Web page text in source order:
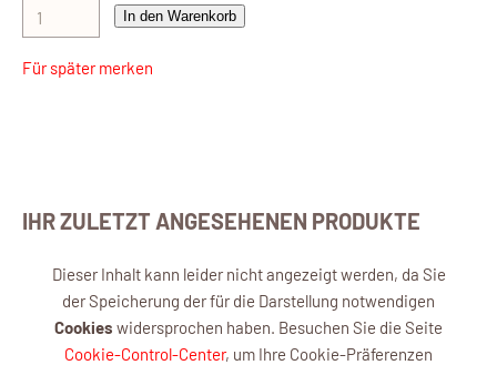
In den Warenkorb
Für später merken
IHR ZULETZT ANGESEHENEN PRODUKTE
Dieser Inhalt kann leider nicht angezeigt werden, da Sie
der Speicherung der für die Darstellung notwendigen
Cookies widersprochen haben. Besuchen Sie die Seite
Cookie-Control-Center, um Ihre Cookie-Präferenzen